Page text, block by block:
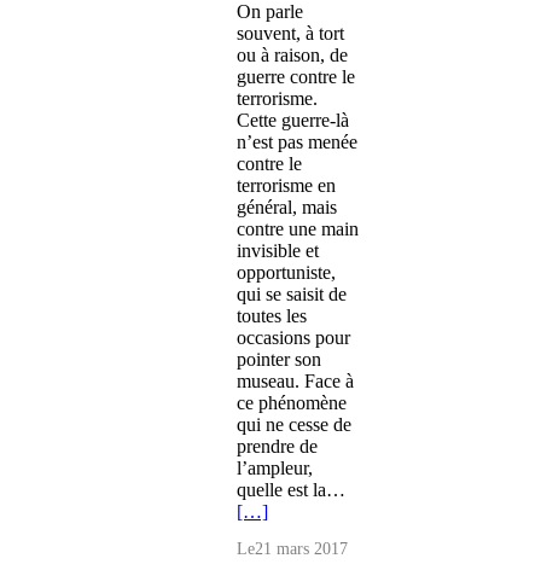
On parle
souvent, à tort
ou à raison, de
guerre contre le
terrorisme.
Cette guerre-là
n’est pas menée
contre le
terrorisme en
général, mais
contre une main
invisible et
opportuniste,
qui se saisit de
toutes les
occasions pour
pointer son
museau. Face à
ce phénomène
qui ne cesse de
prendre de
l’ampleur,
quelle est la…
[…]
Le21 mars 2017